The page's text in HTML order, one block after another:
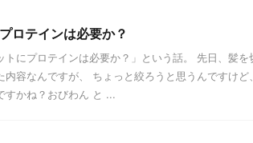
ロテインは必要か？
トにプロテインは必要か？」という話。 先日、髪を
内容なんですが、 ちょっと絞ろうと思うんですけど
すかね？おびわん と ...